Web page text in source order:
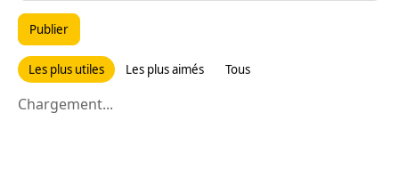
Publier
Les plus utiles Les plus aimés Tous
Chargement...